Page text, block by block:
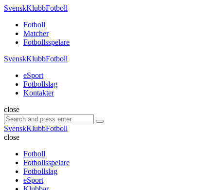
Menu
SvenskKlubbFotboll
Menu
Fotboll
Matcher
Fotbollsspelare
SvenskKlubbFotboll
eSport
Fotbollslag
Kontakter
Search
close
Search
for:
Search
SvenskKlubbFotboll
close
Fotboll
Fotbollsspelare
Fotbollslag
eSport